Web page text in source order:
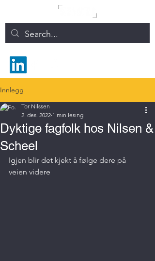
Innlegg
Dyktige fagfolk hos Nilsen &
Scheel
Tor Nilssen
2. des. 2022 1 min lesing
Igjen blir det kjekt å følge dere på
veien videre